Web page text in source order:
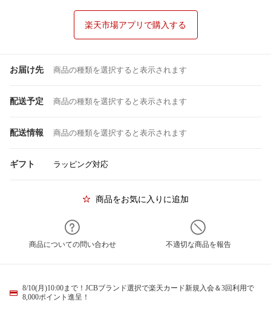
楽天市場アプリで購入する
お届け先 商品の種類を選択すると表示されます
配送予定 商品の種類を選択すると表示されます
配送情報 商品の種類を選択すると表示されます
ギフト ラッピング対応
商品をお気に入りに追加
商品についての問い合わせ 不適切な商品を報告
8/10(月)10:00まで！JCBブランド選択で楽天カード新規入会＆3回利用で
8,000ポイント進呈！